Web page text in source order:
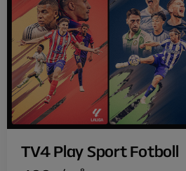
TV4 Play Sport Fotboll